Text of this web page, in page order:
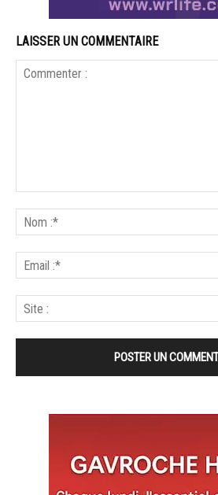
LAISSER UN COMMENTAIRE